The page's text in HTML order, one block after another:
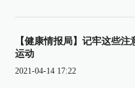
【健康情报局】记牢这些
运动
2021-04-14 17:22